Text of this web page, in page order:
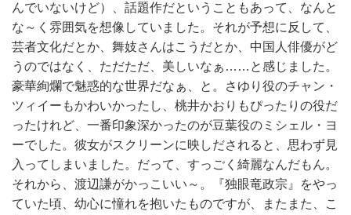
んでいないけど）、話題作だということもあって、なんと
な～く雰囲気を想像していました。それが予想に反して、
芸者文化だとか、舞妓さんはこうだとか、中国人俳優がど
うのではなく、ただただ、美しいなぁ……と感じました。
豪華絢爛で魅惑的な世界だなぁ、と。さゆり役のチャン・
ツィイーもかわいかったし、桃井かおりもぴったりの役だ
ったけれど、一番印象深かったのが豆葉役のミシェル・ヨ
ーでした。彼女がスクリーンに映しだされると、思わず見
入ってしまいました。だって、すっごく綺麗なんだもん。
それから、渡辺謙がかっこいい～。『独眼竜政宗』をやっ
ていた頃、幼心に憧れを抱いたものですが、またまた、こ